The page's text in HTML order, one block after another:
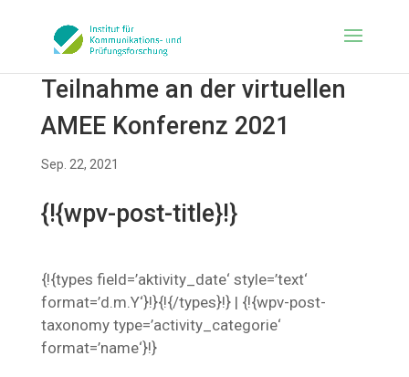
Teilnahme an der virtuellen
AMEE Konferenz 2021
Sep. 22, 2021
{!{wpv-post-title}!}
{!{types field=’aktivity_date‘ style=’text‘
format=’d.m.Y‘}!}{!{/types}!} | {!{wpv-post-
taxonomy type=’activity_categorie‘
format=’name‘}!}